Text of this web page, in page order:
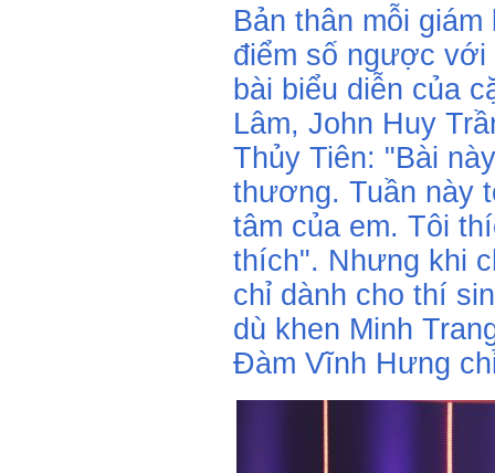
Bản thân mỗi
điểm số ngược
bài biểu diễn của
Lâm, John Huy
Thủy Tiên: "Bài
thương. Tuần này
tâm của em. Tôi
thích". Nhưng khi
chỉ dành cho thí
dù khen Minh
Đàm Vĩnh Hưng